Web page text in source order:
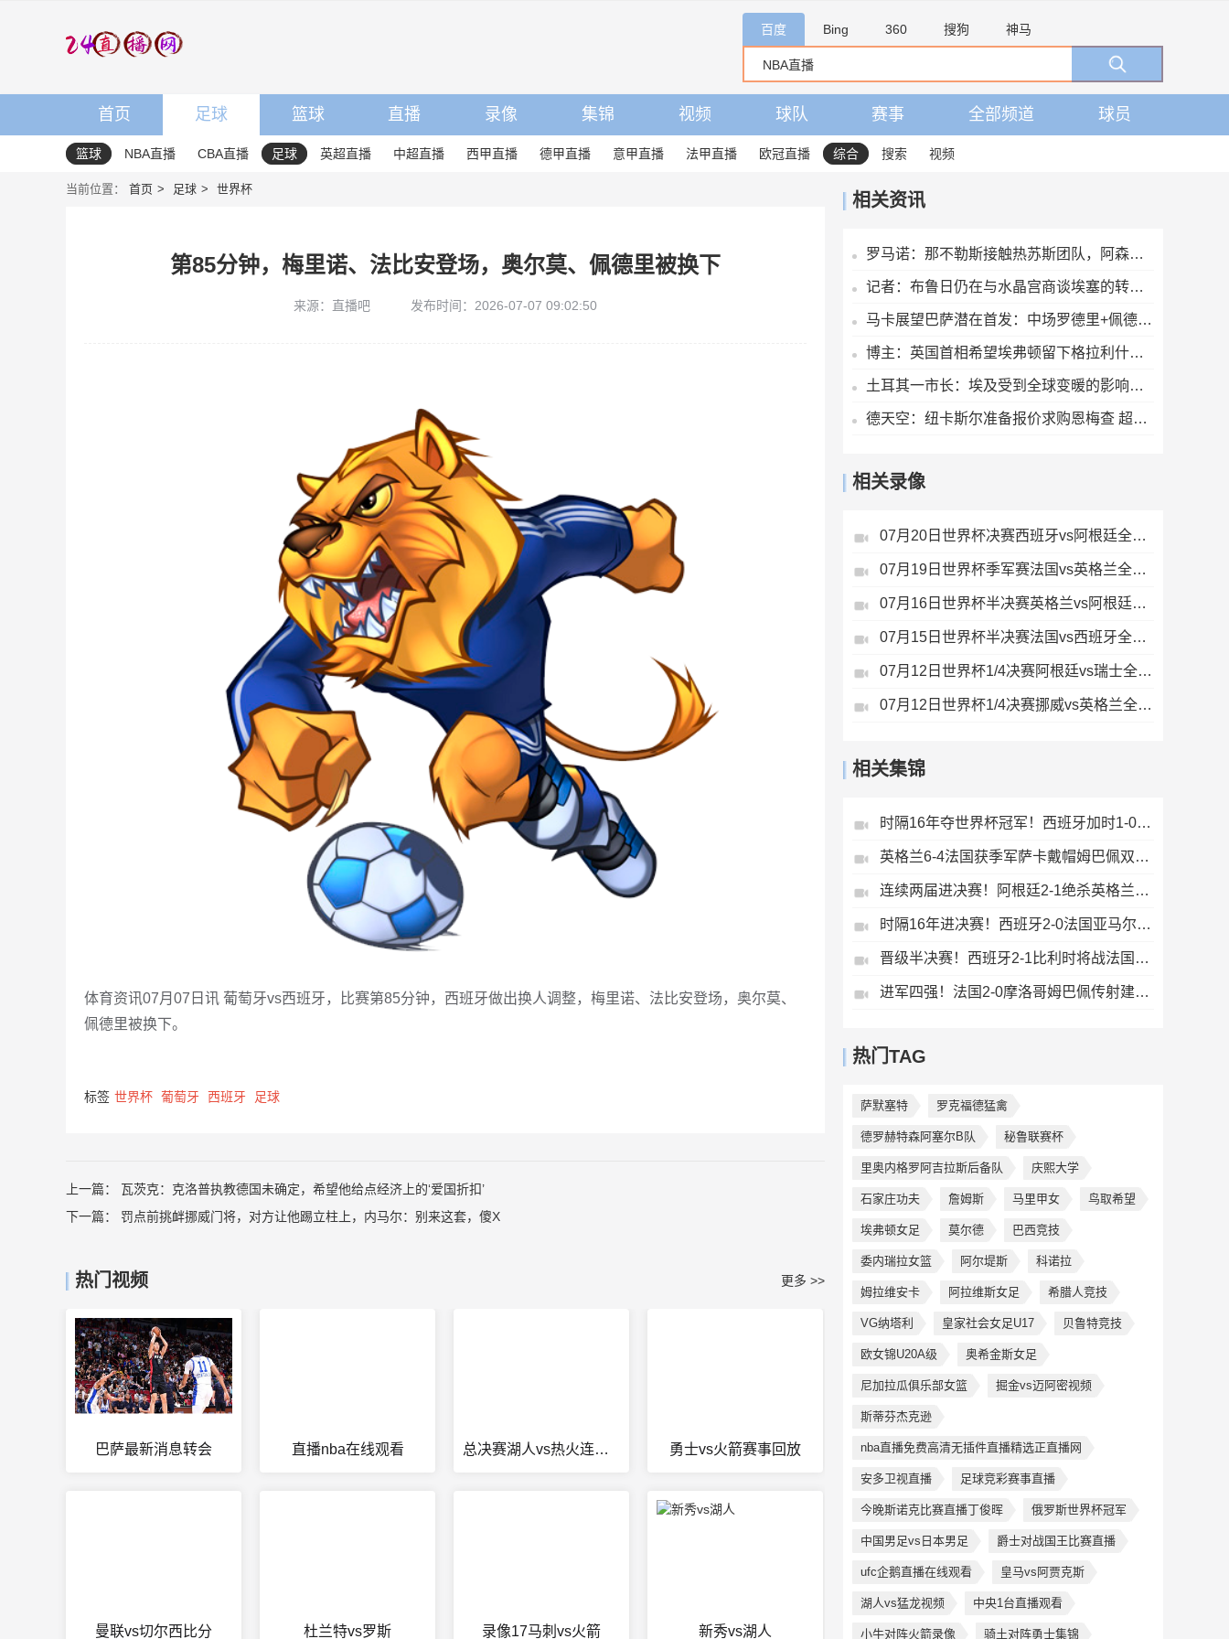
百度 Bing 360 搜狗 神马
首页 足球 篮球 直播 录像 集锦 视频 球队 赛事 全部频道 球员
篮球 NBA直播 CBA直播 足球 英超直播 中超直播 西甲直播 德甲直播 意甲直播 法甲直播 欧冠直播 综合 搜索 视频
当前位置： 首页 足球 世界杯
第85分钟，梅里诺、法比安登场，奥尔莫、佩德里被换下
来源：直播吧 发布时间：2026-07-07 09:02:50
体育资讯07月07日讯 葡萄牙vs西班牙，比赛第85分钟，西班牙做出换人调整，梅里诺、法比安登场，奥尔莫、
佩德里被换下。
标签 世界杯 葡萄牙 西班牙 足球
上一篇： 瓦茨克：克洛普执教德国未确定，希望他给点经济上的‘爱国折扣’
下一篇： 罚点前挑衅挪威门将，对方让他踢立柱上，内马尔：别来这套，傻X
热门视频 更多 >>
巴萨最新消息转会 直播nba在线观看 总决赛湖人vs热火连续失误 勇士vs火箭赛事回放
曼联vs切尔西比分 杜兰特vs罗斯 录像17马刺vs火箭 新秀vs湖人
相关资讯
罗马诺：那不勒斯接触热苏斯团队，阿森纳只接受永久转会
记者：布鲁日仍在与水晶宫商谈埃塞的转会交易
马卡展望巴萨潜在首发：中场罗德里+佩德里+奥尔莫 阿德耶米中锋
博主：英国首相希望埃弗顿留下格拉利什，并在今夏签下一名右后卫
土耳其一市长：埃及受到全球变暖的影响，我们愿给萨拉赫一块土地
德天空：纽卡斯尔准备报价求购恩梅查 超1亿欧才能让多特考虑放人
相关录像
07月20日世界杯决赛西班牙vs阿根廷全场录像
07月19日世界杯季军赛法国vs英格兰全场录像
07月16日世界杯半决赛英格兰vs阿根廷全场录像
07月15日世界杯半决赛法国vs西班牙全场录像
07月12日世界杯1/4决赛阿根廷vs瑞士全场录像
07月12日世界杯1/4决赛挪威vs英格兰全场录像
相关集锦
时隔16年夺世界杯冠军！西班牙加时1-0阿根廷费兰制胜恩佐染红
英格兰6-4法国获季军萨卡戴帽姆巴佩双响创纪录奥利塞2助+失良机
连续两届进决赛！阿根廷2-1绝杀英格兰劳塔罗恩佐破门梅西两助攻
时隔16年进决赛！西班牙2-0法国亚马尔造点奥亚萨瓦尔、波罗破门
晋级半决赛！西班牙2-1比利时将战法国梅里诺替补绝杀拉门斯送礼
进军四强！法国2-0摩洛哥姆巴佩传射建功+失点登贝莱贴地斩
热门TAG
萨默塞特 罗克福德猛禽
德罗赫特森阿塞尔B队 秘鲁联赛杯
里奥内格罗阿吉拉斯后备队 庆熙大学
石家庄功夫 詹姆斯 马里甲女 鸟取希望
埃弗顿女足 莫尔德 巴西竞技
委内瑞拉女篮 阿尔堤斯 科诺拉
姆拉维安卡 阿拉维斯女足 希腊人竞技
VG纳塔利 皇家社会女足U17 贝鲁特竞技
欧女锦U20A级 奥希金斯女足
尼加拉瓜俱乐部女篮 掘金vs迈阿密视频
斯蒂芬杰克逊
nba直播免费高清无插件直播精选正直播网
安多卫视直播 足球竞彩赛事直播
今晚斯诺克比赛直播丁俊晖 俄罗斯世界杯冠军
中国男足vs日本男足 爵士对战国王比赛直播
ufc企鹅直播在线观看 皇马vs阿贾克斯
湖人vs猛龙视频 中央1台直播观看
小牛对阵火箭录像 骑土对阵勇士集锦